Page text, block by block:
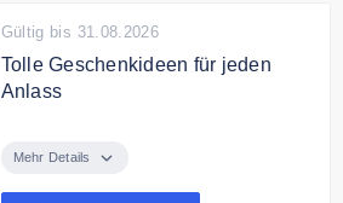
Gültig bis 31.08.2026
Tolle Geschenkideen für jeden
Anlass
eine tolle Geschenkideen für
Mehr Details